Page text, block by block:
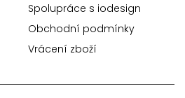
Spolupráce s iodesign
Obchodní podmínky
Vrácení zboží